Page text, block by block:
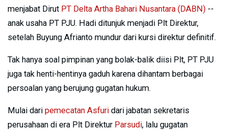
menjabat Dirut PT Delta Artha Bahari Nusantara (DABN) --
anak usaha PT PJU. Hadi ditunjuk menjadi Plt Direktur,
setelah Buyung Afrianto mundur dari kursi direktur definitif.
Tak hanya soal pimpinan yang bolak-balik diisi Plt, PT PJU
juga tak henti-hentinya gaduh karena dihantam berbagai
persoalan yang berujung gugatan hukum.
Mulai dari pemecatan Asfuri dari jabatan sekretaris
perusahaan di era Plt Direktur Parsudi, lalu gugatan